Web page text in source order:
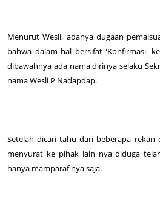
Menurut Wesli, adanya dugaan
bahwa dalam hal bersifat 'Konfirmasi'
dibawahnya ada nama dirinya selaku
nama Wesli P Nadapdap.
Setelah dicari tahu dari beberapa
menyurat ke pihak lain nya diduga
hanya mamparaf nya saja.